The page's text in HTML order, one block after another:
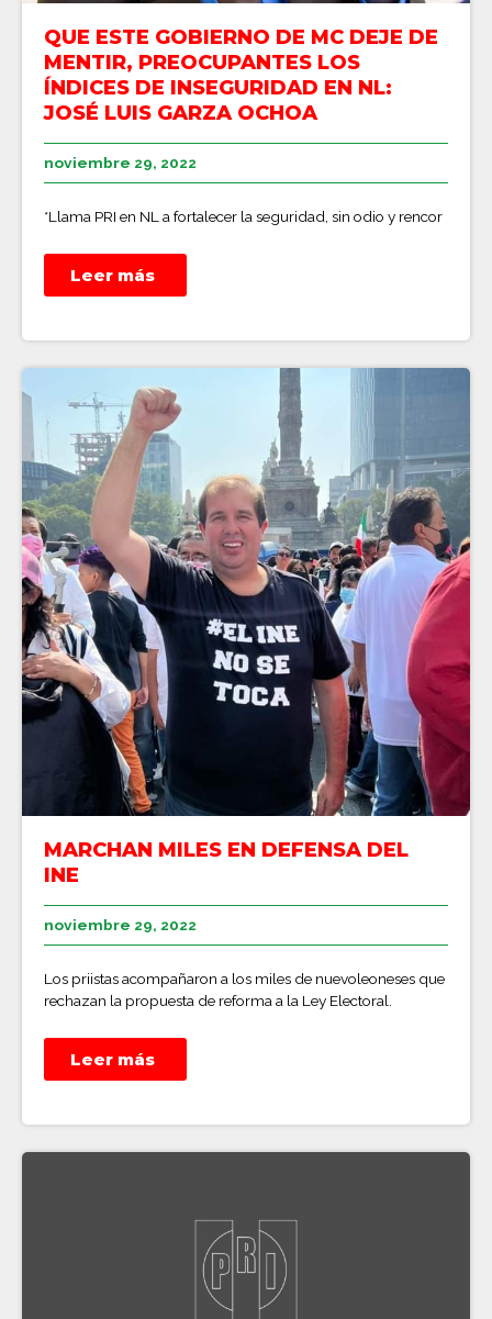
QUE ESTE GOBIERNO DE MC DEJE DE
MENTIR, PREOCUPANTES LOS
ÍNDICES DE INSEGURIDAD EN NL:
JOSÉ LUIS GARZA OCHOA
noviembre 29, 2022
*Llama PRI en NL a fortalecer la seguridad, sin odio y rencor
Leer más
MARCHAN MILES EN DEFENSA DEL
INE
noviembre 29, 2022
Los priistas acompañaron a los miles de nuevoleoneses que
rechazan la propuesta de reforma a la Ley Electoral.
Leer más